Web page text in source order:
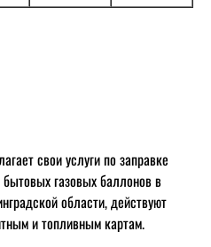
свои услуги по заправке
газовых баллонов в
области, действуют
и топливным картам.